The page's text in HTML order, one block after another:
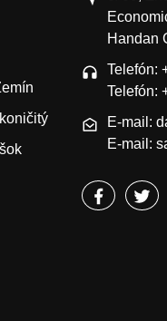
Handan
Telefón:
Telefón:
E-mail:
E-mail: